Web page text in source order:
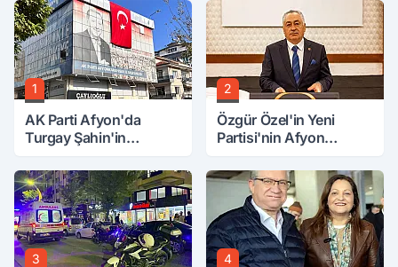
1
AK Parti Afyon'da
Turgay Şahin'in
2
Özgür Özel'in Yeni
Partisi'nin Afyon
3 4